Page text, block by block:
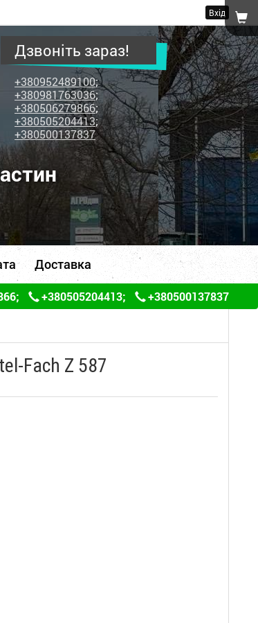
Вхід
Дзвоніть зараз!
+380952489100;
+380981763036;
+380506279866;
+380505204413;
+380500137837
Доставка
; +380505204413; +380500137837
Fach Z 587